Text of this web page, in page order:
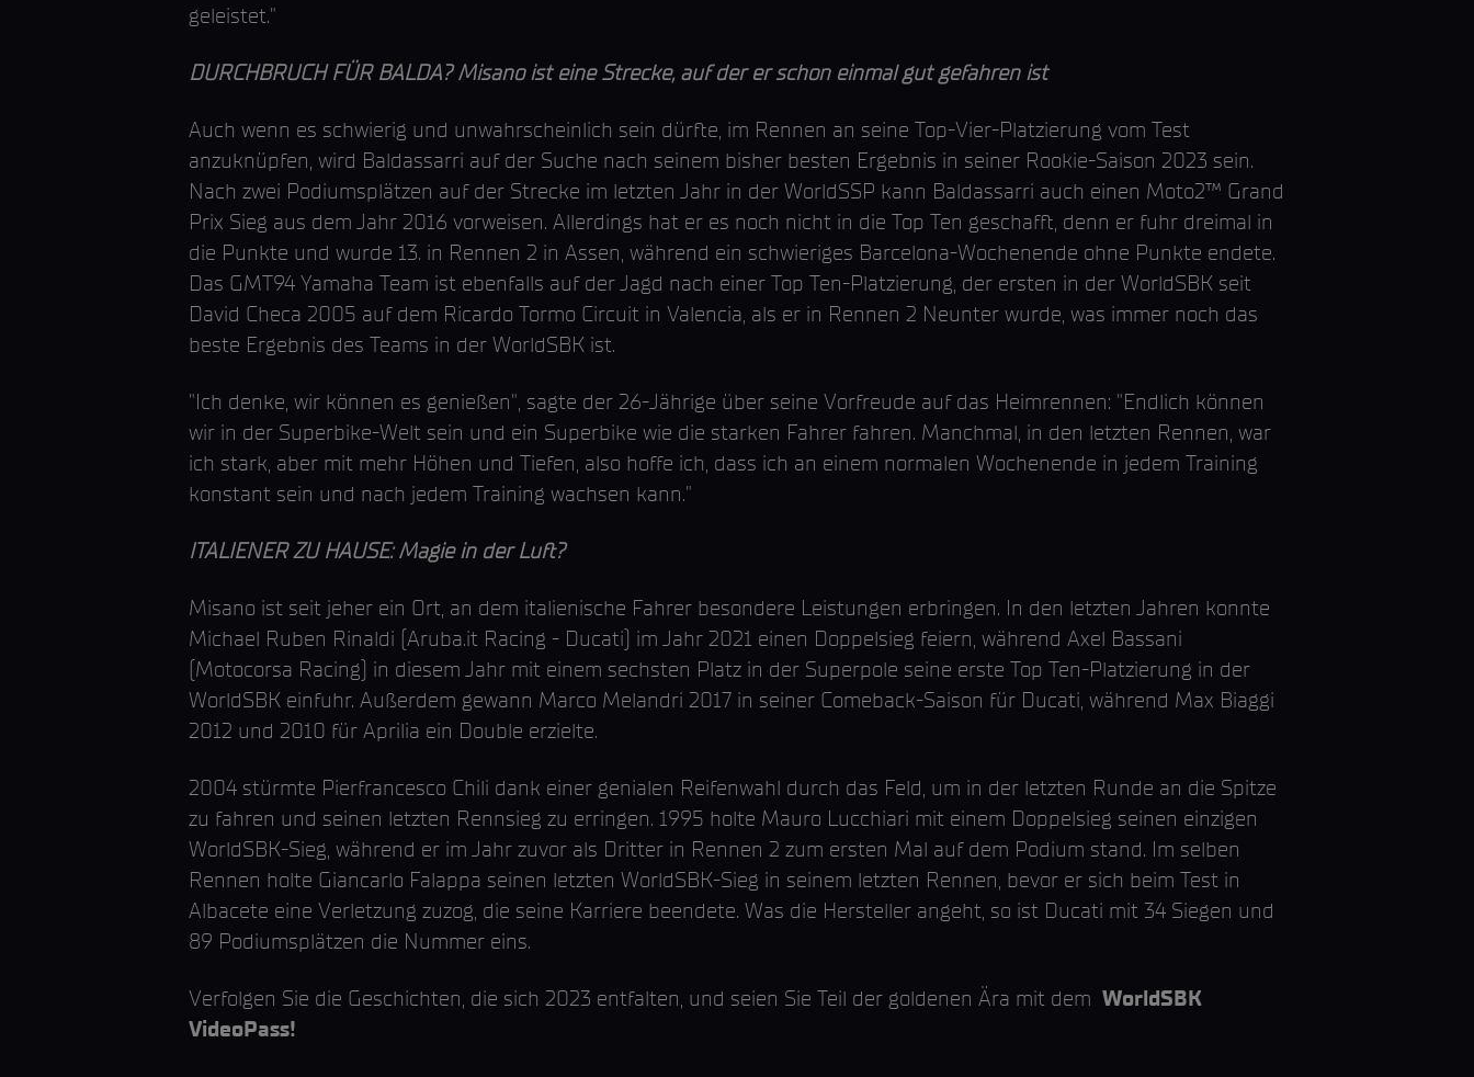
geleistet."
DURCHBRUCH FÜR BALDA? Misano ist eine Strecke, auf der er schon einmal gut gefahren ist
Auch wenn es schwierig und unwahrscheinlich sein dürfte, im Rennen an seine Top-Vier-Platzierung vom Test
anzuknüpfen, wird Baldassarri auf der Suche nach seinem bisher besten Ergebnis in seiner Rookie-Saison 2023 sein.
Nach zwei Podiumsplätzen auf der Strecke im letzten Jahr in der WorldSSP kann Baldassarri auch einen Moto2™ Grand
Prix Sieg aus dem Jahr 2016 vorweisen. Allerdings hat er es noch nicht in die Top Ten geschafft, denn er fuhr dreimal in
die Punkte und wurde 13. in Rennen 2 in Assen, während ein schwieriges Barcelona-Wochenende ohne Punkte endete.
Das GMT94 Yamaha Team ist ebenfalls auf der Jagd nach einer Top Ten-Platzierung, der ersten in der WorldSBK seit
David Checa 2005 auf dem Ricardo Tormo Circuit in Valencia, als er in Rennen 2 Neunter wurde, was immer noch das
beste Ergebnis des Teams in der WorldSBK ist.
"Ich denke, wir können es genießen", sagte der 26-Jährige über seine Vorfreude auf das Heimrennen: "Endlich können
wir in der Superbike-Welt sein und ein Superbike wie die starken Fahrer fahren. Manchmal, in den letzten Rennen, war
ich stark, aber mit mehr Höhen und Tiefen, also hoffe ich, dass ich an einem normalen Wochenende in jedem Training
konstant sein und nach jedem Training wachsen kann."
ITALIENER ZU HAUSE: Magie in der Luft?
Misano ist seit jeher ein Ort, an dem italienische Fahrer besondere Leistungen erbringen. In den letzten Jahren konnte
Michael Ruben Rinaldi (Aruba.it Racing - Ducati) im Jahr 2021 einen Doppelsieg feiern, während Axel Bassani
(Motocorsa Racing) in diesem Jahr mit einem sechsten Platz in der Superpole seine erste Top Ten-Platzierung in der
WorldSBK einfuhr. Außerdem gewann Marco Melandri 2017 in seiner Comeback-Saison für Ducati, während Max Biaggi
2012 und 2010 für Aprilia ein Double erzielte.
2004 stürmte Pierfrancesco Chili dank einer genialen Reifenwahl durch das Feld, um in der letzten Runde an die Spitze
zu fahren und seinen letzten Rennsieg zu erringen. 1995 holte Mauro Lucchiari mit einem Doppelsieg seinen einzigen
WorldSBK-Sieg, während er im Jahr zuvor als Dritter in Rennen 2 zum ersten Mal auf dem Podium stand. Im selben
Rennen holte Giancarlo Falappa seinen letzten WorldSBK-Sieg in seinem letzten Rennen, bevor er sich beim Test in
Albacete eine Verletzung zuzog, die seine Karriere beendete. Was die Hersteller angeht, so ist Ducati mit 34 Siegen und
89 Podiumsplätzen die Nummer eins.
Verfolgen Sie die Geschichten, die sich 2023 entfalten, und seien Sie Teil der goldenen Ära mit dem WorldSBK
VideoPass!